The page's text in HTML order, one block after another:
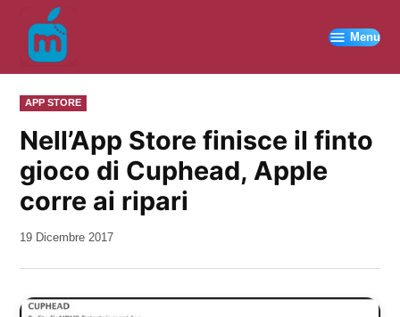
contenuto
Menu
PUBBLICATO
IN
APP STORE
Nell’App Store finisce il finto
gioco di Cuphead, Apple
corre ai ripari
da
19 Dicembre 2017